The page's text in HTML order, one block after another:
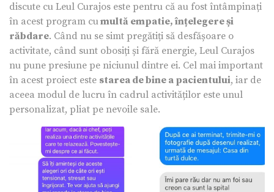
discute cu Leul Curajos este pentru că au fost întâmpinați
în acest program cumultă empatie, înțelegere și
răbdare. Când nu se simt pregătiți să desfășoare o
activitate, când sunt obosiți și fără energie, Leul Curajos
nu pune presiune pe niciunul dintre ei. Cel mai important
în acest proiect este starea de bine a pacientului, iar de
aceea modul de lucru în cadrul activităților este unul
personalizat, pliat pe nevoile sale.